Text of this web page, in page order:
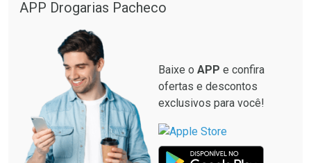
APP Drogarias Pacheco
Baixe o APP e confira
ofertas e descontos
exclusivos para você!